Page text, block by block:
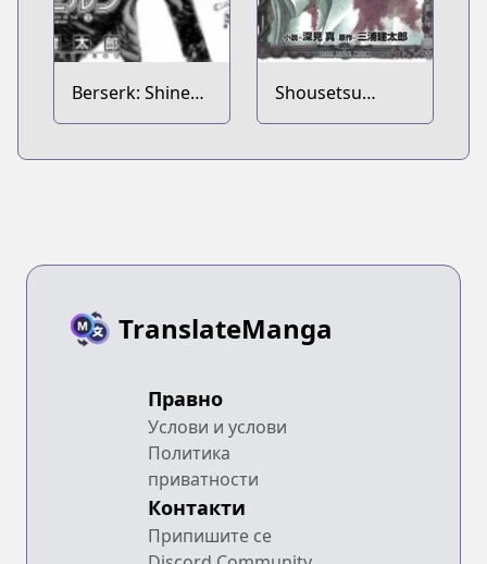
Berserk: Shinen
no Kami 2
Shousetsu
Berserk: Enryuu
TranslateManga
Правно
Услови и услови
Политика
приватности
Контакти
Припишите се